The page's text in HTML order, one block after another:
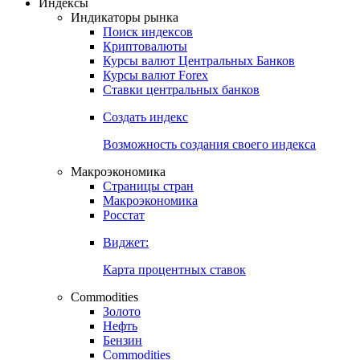
Получить доступ
Индикаторы рынка
Поиск индексов
Криптовалюты
Курсы валют Центральных Банков
Курсы валют Forex
Ставки центральных банков
Создать индекс
Возможность создания своего индекса
Макроэкономика
Страницы стран
Макроэкономика
Росстат
Виджет:
Карта процентных ставок
Commodities